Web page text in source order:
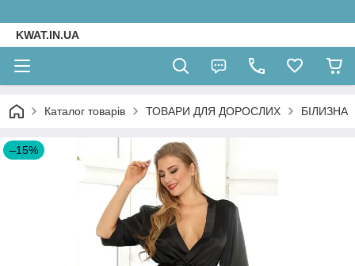
KWAT.IN.UA
Каталог товарів ТОВАРИ ДЛЯ ДОРОСЛИХ БІЛИЗНА
–15%